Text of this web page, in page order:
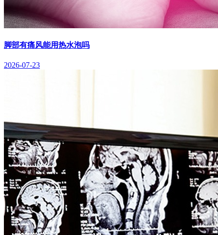
脚部有痛风能用热水泡吗
2026-07-23